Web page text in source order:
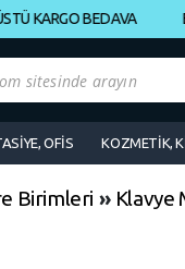
BEDAVA EN
OFİS KOZMETİK,
Birimleri » Klavye